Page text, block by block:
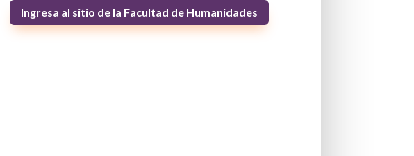
Ingresa al sitio de la Facultad de Humanidades